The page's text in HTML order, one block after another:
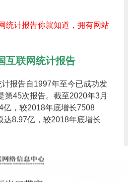
统计报告你就知道，拥有网站
互联网统计报告
报告自1997年至今已成功发
第45次报告。截至2020年3月
亿，较2018年底增长7508
达8.97亿，较2018年底增长